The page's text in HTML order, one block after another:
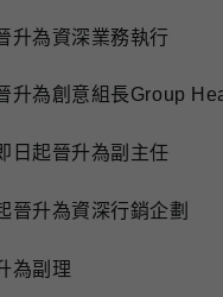
升為資深業務執行
升為創意組長Group
日起晉升為副主任
晉升為資深行銷企劃
為副理